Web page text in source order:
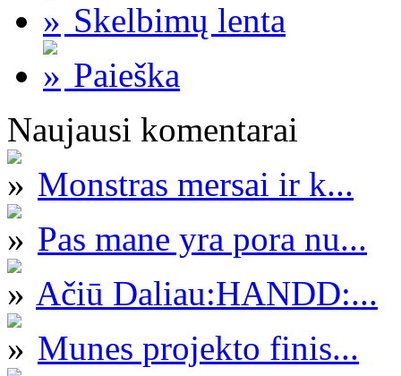
Skelbimų lenta
Paieška
Naujausi komentarai
Monstras mersai ir k...
Pas mane yra pora nu...
Ačiū Daliau:HANDD:...
Munes projekto finis...